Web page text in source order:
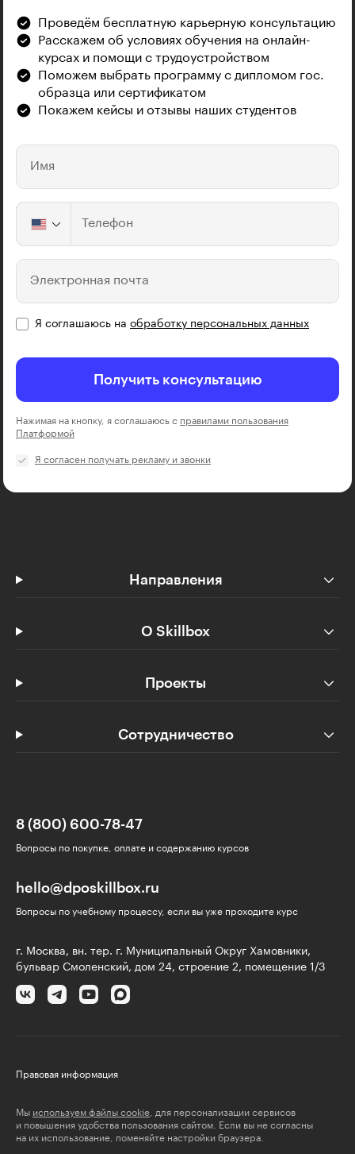
Проведём бесплатную карьерную консультацию
Расскажем об условиях обучения на онлайн-
курсах и помощи с трудоустройством
Поможем выбрать программу с дипломом гос.
образца или сертификатом
Покажем кейсы и отзывы наших студентов
Имя
Телефон
Электронная почта
Я соглашаюсь на обработку персональных данных
Получить консультацию
Нажимая на кнопку, я соглашаюсь с правилами пользования
Платформой
Я согласен получать рекламу и звонки
Направления
О Skillbox
Проекты
Сотрудничество
8 (800) 600-78-47
Вопросы по покупке, оплате и содержанию курсов
hello@dposkillbox.ru
Вопросы по учебному процессу, если вы уже проходите курс
г. Москва, вн. тер. г. Муниципальный Округ Хамовники,
бульвар Смоленский, дом 24, строение 2, помещение 1/3
Правовая информация
Мы используем файлы cookie , для персонализации сервисов
и повышения удобства пользования сайтом. Если вы не согласны
на их использование, поменяйте настройки браузера.